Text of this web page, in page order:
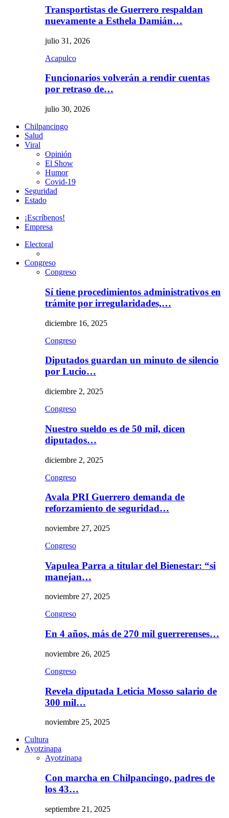
Transportistas de Guerrero respaldan
nuevamente a Esthela Damián…
julio 31, 2026
Acapulco
Funcionarios volverán a rendir cuentas
por retraso de…
julio 30, 2026
Chilpancingo
Salud
Viral
Opinión
El Show
Humor
Covid-19
Seguridad
Estado
¡Escríbenos!
Empresa
Electoral
Congreso
Congreso
Sí tiene procedimientos administrativos en
trámite por irregularidades,…
diciembre 16, 2025
Congreso
Diputados guardan un minuto de silencio
por Lucio…
diciembre 2, 2025
Congreso
Nuestro sueldo es de 50 mil, dicen
diputados…
diciembre 2, 2025
Congreso
Avala PRI Guerrero demanda de
reforzamiento de seguridad…
noviembre 27, 2025
Congreso
Vapulea Parra a titular del Bienestar: “si
manejan…
noviembre 27, 2025
Congreso
En 4 años, más de 270 mil guerrerenses…
noviembre 26, 2025
Congreso
Revela diputada Leticia Mosso salario de
300 mil…
noviembre 25, 2025
Cultura
Ayotzinapa
Ayotzinapa
Con marcha en Chilpancingo, padres de
los 43…
septiembre 21, 2025